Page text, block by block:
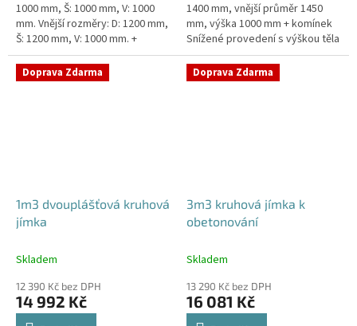
1000 mm, Š: 1000 mm, V: 1000
mm. Vnější rozměry: D: 1200 mm,
Š: 1200 mm, V: 1000 mm. +
komínek. Jímka vhodná pod
parkovací stání, komunikace...
1400 mm, vnější průměr 1450
mm, výška 1000 mm + komínek
Snížené provedení s výškou těla
pouhý 1m! Kvalitní, pevná jímka
bez potřeby obetonování...
Doprava Zdarma
1m3 dvouplášťová kruhová
jímka
Skladem
12 390 Kč bez DPH
14 992 Kč
Doprava Zdarma
3m3 kruhová jímka k
obetonování
Skladem
13 290 Kč bez DPH
16 081 Kč